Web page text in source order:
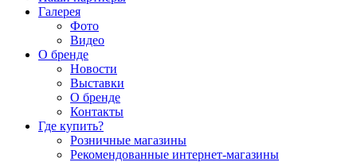
Галерея
Фото
Видео
О бренде
Новости
Выставки
О бренде
Контакты
Где купить?
Розничные магазины
Рекомендованные интернет-магазины